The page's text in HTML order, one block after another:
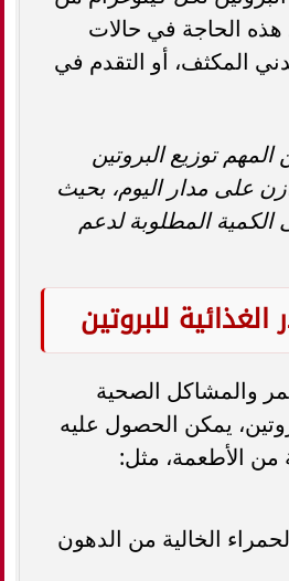
الحاجة في حالات
المكثف، أو التقدم في
توزيع البروتين
على مدار اليوم، بحيث
المطلوبة لدعم
للبروتين
والمشاكل الصحية
يمكن الحصول عليه
الأطعمة، مثل:
الخالية من الدهون